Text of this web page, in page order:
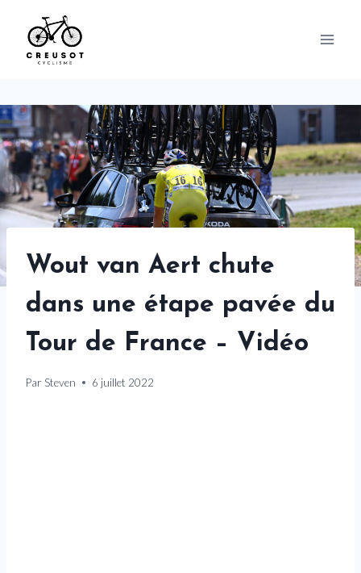
content
Wout van Aert chute
dans une étape pavée du
Tour de France – Vidéo
Par Steven 6 juillet 2022